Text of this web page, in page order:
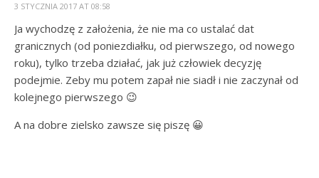
3 STYCZNIA 2017 AT 08:58
Ja wychodzę z założenia, że nie ma co ustalać dat
granicznych (od poniezdiałku, od pierwszego, od nowego
roku), tylko trzeba działać, jak już człowiek decyzję
podejmie. Zeby mu potem zapał nie siadł i nie zaczynał od
kolejnego pierwszego 😉
A na dobre zielsko zawsze się piszę 😀